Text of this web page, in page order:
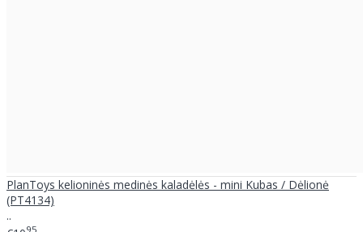
PlanToys kelioninės medinės kaladėlės - mini Kubas / Dėlionė
(PT4134)
..
95